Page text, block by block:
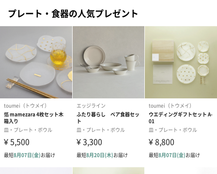
同梱します。
※のし下はご記入いただけません。
※カードのデザインは一部変更する場合があります。
結婚祝い（御結婚御
祝）（110円）
出産祝い（御出産御
祝）（110円）
（110円）
プレート・食器の人気プレゼント